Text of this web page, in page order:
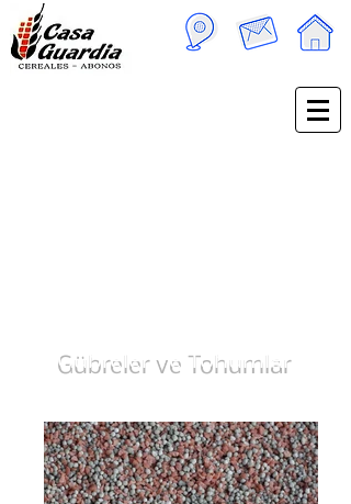
Gübreler ve Tohumlar